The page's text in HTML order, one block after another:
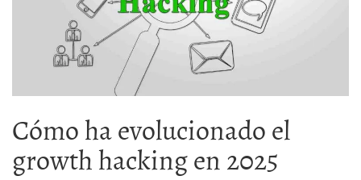
Cómo ha evolucionado el
growth hacking en 2025